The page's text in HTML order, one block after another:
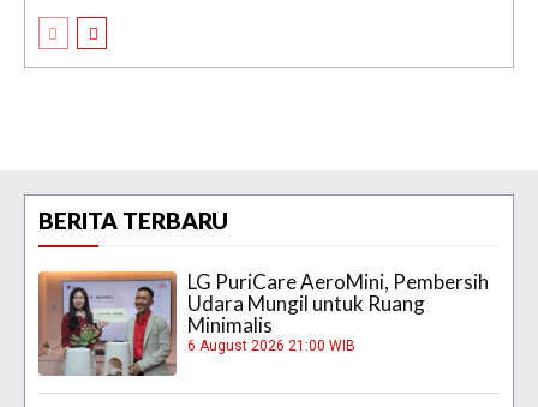
BERITA TERBARU
LG PuriCare AeroMini, Pembersih
Udara Mungil untuk Ruang
Minimalis
6 August 2026 21:00 WIB